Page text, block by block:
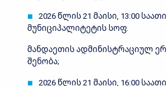
2026 წლის 21 მაისი, 13:00
მუნიციპალიტეტის სოფ.
მანდაეთის ადმინისტრაციულ
შენობა;
2026 წლის 21 მაისი, 16:00